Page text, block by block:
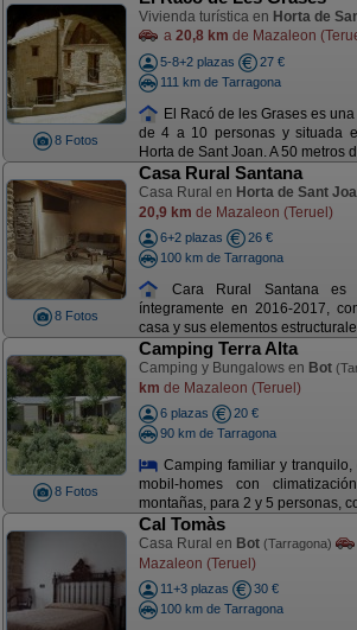
8 Fotos
Vivienda turística en Horta de
a 20,8 km de Mazaleon
5-8+2 plazas
27 €
111 km de Tarragona
El Racó de les Grases es
de 4 a 10 personas y situada
Horta de Sant Joan. A 50 metros
8 Fotos
Casa Rural Santana
Casa Rural en Horta de Sant
20,9 km de Mazaleon (Teruel)
6+2 plazas
26 €
100 km de Tarragona
Cara Rural Santana es
íntegramente en 2016-2017,
casa y sus elementos
8 Fotos
Camping Terra Alta
Camping y Bungalows en Bot
km de Mazaleon (Teruel)
6 plazas
20 €
90 km de Tarragona
Camping familiar y
mobil-homes con
montañas, para 2 y 5 personas,
Cal Tomàs
Casa Rural en Bot (Tarragona)
Mazaleon (Teruel)
11+3 plazas
30 €
100 km de Tarragona